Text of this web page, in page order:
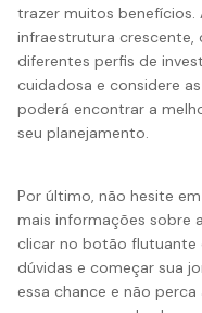
trazer muitos benefícios.
infraestrutura crescente,
diferentes perfis de
cuidadosa e considere
poderá encontrar a
seu planejamento.
Por último, não hesite
mais informações sobre
clicar no botão flutuante
dúvidas e começar sua
essa chance e não